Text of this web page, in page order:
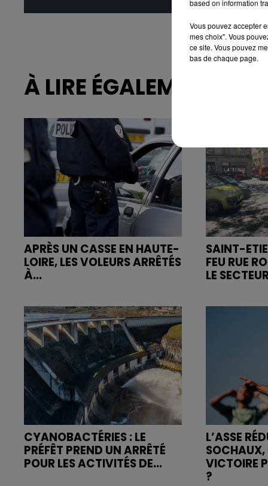
À LIRE ÉGALEMENT
APRÈS UN CASSE EN HAUTE-
LOIRE, LES VOLEURS ARRÊTÉS
À...
SAINT-
FEU RUE
LE
CYANOBACTÉRIES : LE
PRÉFÊT PREND UN ARRÊTÉ
POUR LES ACTIVITÉS DE...
L’ASSE
SOCHAUX,
VICTOIRE
?
based on information
Vous pouvez accepter
mes choix". Vous
ce site. Vous pouvez
bas de chaque page.